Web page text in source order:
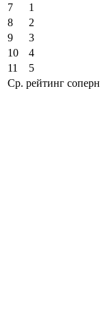
7
1
8
2
9
3
10
4
11
5
Ср. рейтинг